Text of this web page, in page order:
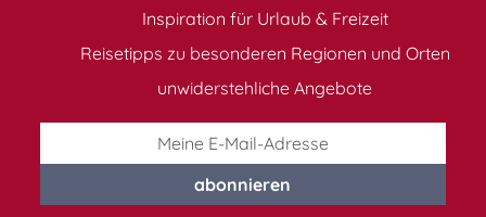
Inspiration für Urlaub & Freizeit
Reisetipps zu besonderen Regionen und Orten
unwiderstehliche Angebote
abonnieren